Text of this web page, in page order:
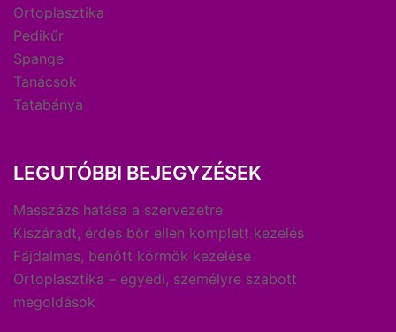
Ortoplasztika
Pedikűr
Spange
Tanácsok
Tatabánya
LEGUTÓBBI BEJEGYZÉSEK
Masszázs hatása a szervezetre
Kiszáradt, érdes bőr ellen komplett kezelés
Fájdalmas, benőtt körmök kezelése
Ortoplasztika – egyedi, személyre szabott
megoldások